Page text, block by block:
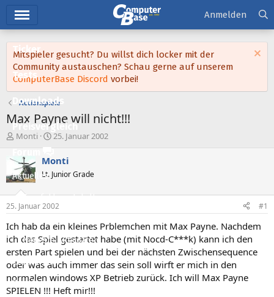
Ticker
Tests
Downloads
Preisvergleich
Forum
Aktuelles
Empfohlene Inhalte
Neueste Aktivitäten
Leserartikel
Regeln
Anmelden
Mitspieler gesucht? Du willst dich locker mit der
Community austauschen? Schau gerne auf unserem
ComputerBase Discord vorbei!
Actionspiele
Max Payne will nicht!!!
E
r
s
t
e
e
r
Monti
E
r
s
e
l
t
a
m
25. Januar 2002
Monti
Lt. Junior Grade
25. Januar 2002 #1
Ich hab da ein kleines Prblemchen mit Max Payne. Nachdem
ich das Spiel gestartet habe (mit Nocd-C***k) kann ich den
ersten Part spielen und bei der nächsten Zwischensequence
oder was auch immer das sein soll wirft er mich in den
normalen windows XP Betrieb zurück. Ich will Max Payne
SPIELEN !!! Heft mir!!!